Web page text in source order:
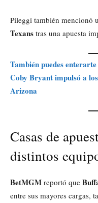
Pileggi también mencionó
Texans tras una apuesta
También puedes
Coby Bryant impulsó a
Arizona
Casas de
distintos
BetMGM reportó que
entre sus mayores cargas,